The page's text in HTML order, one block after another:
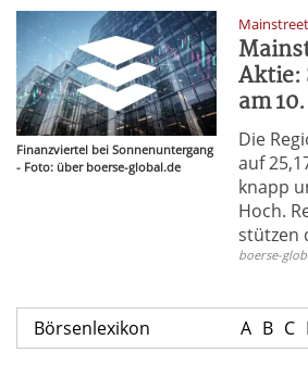
Finanzviertel bei Sonnenuntergang
- Foto: über boerse-global.de
Mainstreet
Aktie:
am
Die
auf
knapp
Hoch.
stützen
boerse-
Börsenlexikon A B C